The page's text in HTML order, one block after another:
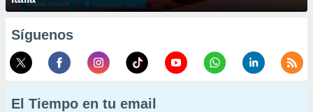
Síguenos
El Tiempo en tu email